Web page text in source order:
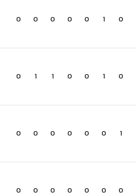
0 0 0 0 0 1 0
0 1 1 0 0 1 0
0 0 0 0 0 0 1
0 0 0 0 0 0 0